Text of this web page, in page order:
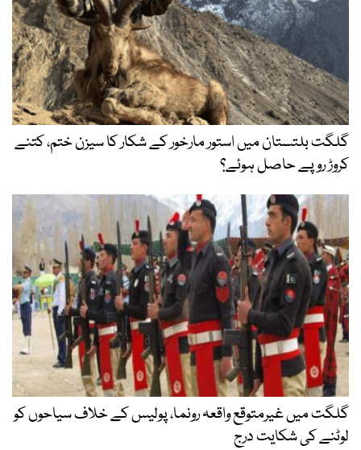
گلگت بلتستان میں استور مارخور کے شکار کا سیزن ختم، کتنے
کروڑ روپے حاصل ہوئے؟
گلگت میں غیرمتوقع واقعہ رونما، پولیس کے خلاف سیاحوں کو
لوٹنے کی شکایت درج